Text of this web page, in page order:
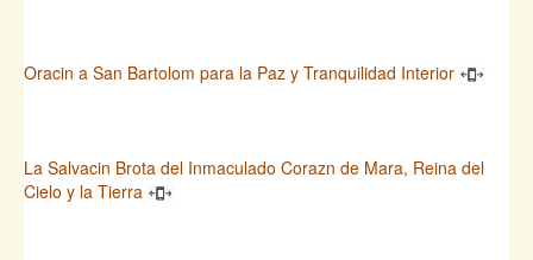
Oracin a San Bartolom para la Paz y Tranquilidad Interior
La Salvacin Brota del Inmaculado Corazn de Mara, Reina del
Cielo y la Tierra